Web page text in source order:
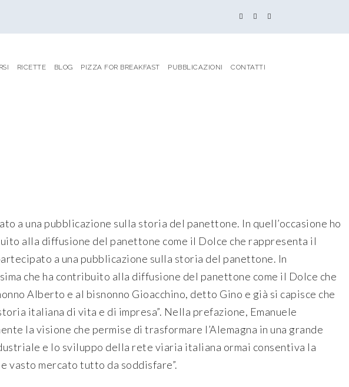
RICETTE BLOG PIZZA FOR BREAKFAST PUBBLICAZIONI CONTATTI
a una pubblicazione sulla storia del panettone. In quell’occasione ho
alla diffusione del panettone come il Dolce che rappresenta il
a una pubblicazione sulla storia del panettone. In
che ha contribuito alla diffusione del panettone come il Dolce che
Alberto e al bisnonno Gioacchino, detto Gino e già si capisce che
italiana di vita e di impresa”. Nella prefazione, Emanuele
la visione che permise di trasformare l’Alemagna in una grande
e lo sviluppo della rete viaria italiana ormai consentiva la
vasto mercato tutto da soddisfare”.